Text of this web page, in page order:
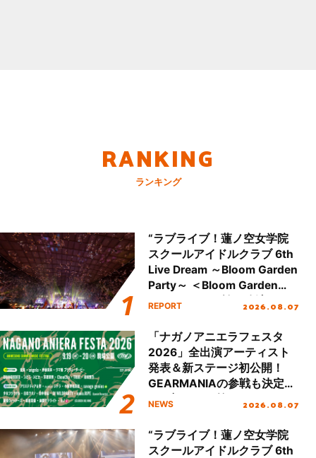
RANKING
ランキング
“ラブライブ！蓮ノ空女学院
スクールアイドルクラブ 6th
Live Dream ～Bloom Garden
Party～ ＜Bloom Garden
Party Stage／埼玉公演＞”
REPORT 2026.08.07
「ナガノアニエラフェスタ
2026」全出演アーティスト
発表＆新ステージ初公開！
GEARMANIAの参戦も決定
し、初となる第3ステージの
NEWS 2026.08.07
“ラブライブ！蓮ノ空女学院
スクールアイドルクラブ 6th